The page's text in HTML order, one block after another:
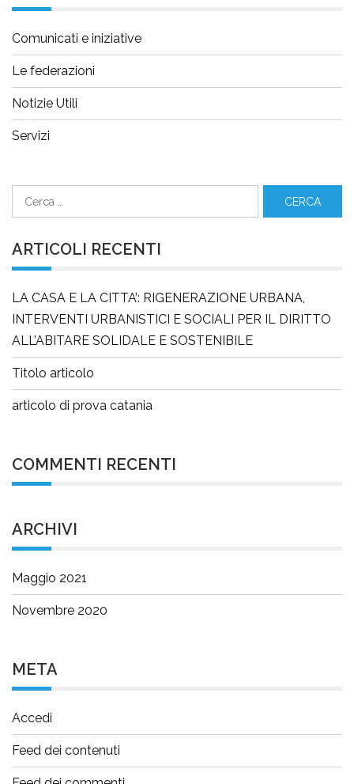
Comunicati e iniziative
Le federazioni
Notizie Utili
Servizi
ARTICOLI RECENTI
LA CASA E LA CITTA’: RIGENERAZIONE URBANA,
INTERVENTI URBANISTICI E SOCIALI PER IL DIRITTO
ALL’ABITARE SOLIDALE E SOSTENIBILE
Titolo articolo
articolo di prova catania
COMMENTI RECENTI
ARCHIVI
Maggio 2021
Novembre 2020
META
Accedi
Feed dei contenuti